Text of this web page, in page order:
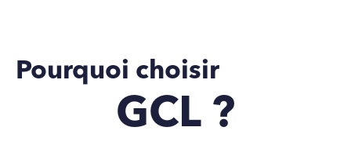
Pourquoi choisir
GCL ?